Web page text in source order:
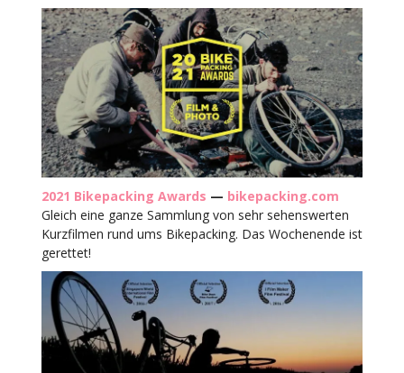
2021 Bikepacking Awards — bikepacking.com
Gleich eine ganze Sammlung von sehr sehenswerten
Kurzfilmen rund ums Bikepacking. Das Wochenende ist
gerettet!